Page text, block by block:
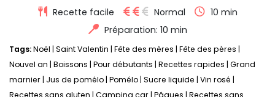
Recette facile Normal
10 min
Préparation: 10 min
Tags:Noël Saint Valentin Fête des mères Fête des pères
Nouvel an Boissons Pour débutants Recettes rapides Grand
marnier Jus de pomélo Pomélo Sucre liquide Vin rosé